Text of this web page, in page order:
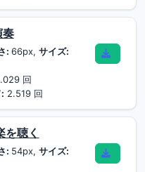
奏
: 66px, サイズ:
回
2.519 回
聴く
: 54px, サイズ: